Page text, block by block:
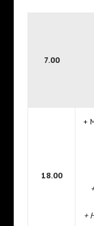
7.00
18.00
+
+